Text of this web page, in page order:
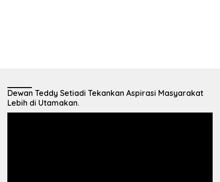
Dewan Teddy Setiadi Tekankan Aspirasi Masyarakat
Lebih di Utamakan.